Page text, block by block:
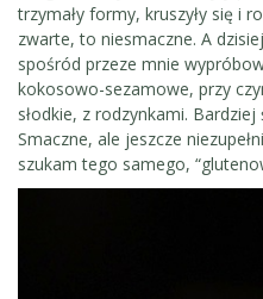
trzymały formy, kruszyły się i
zwarte, to niesmaczne. A
spośród przeze mnie
kokosowo-sezamowe, przy
słodkie, z rodzynkami.
Smaczne, ale jeszcze
szukam tego samego,